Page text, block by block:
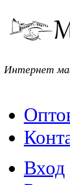
Интернет
Вход